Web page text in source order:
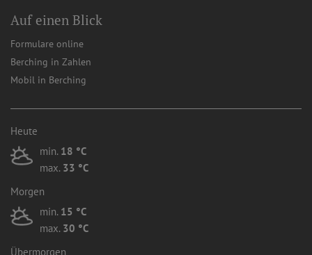
Auf einen Blick
Formulare online
Berching in Zahlen
Mobil in Berching
Heute
min. 18 °C
max. 33 °C
Morgen
min. 15 °C
max. 30 °C
Übermorgen